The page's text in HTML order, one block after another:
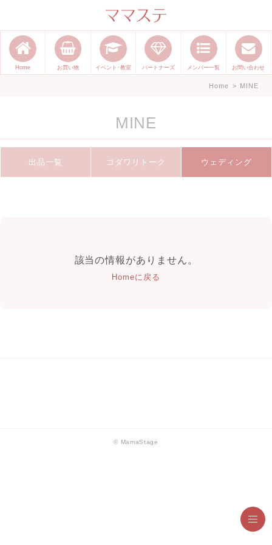
ママのかくれた才能発信します。
手づくり表現ステージ ママステ ハ
ンドメイド（手づくり）やスキル・
センスで表現したいママが集まって
Home お買い物 イベント･教室 パートナーズ メンバー一覧 お問い合わせ
Home > MINE
MINE
出品一覧 コダワリトーク ウェディング
該当の情報がありません。
Homeに戻る
© MamaStage